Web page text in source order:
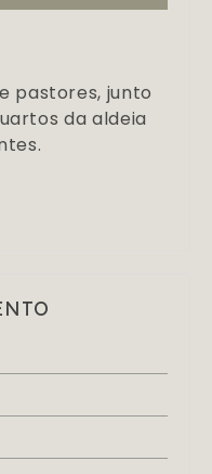
pastores, junto
da aldeia